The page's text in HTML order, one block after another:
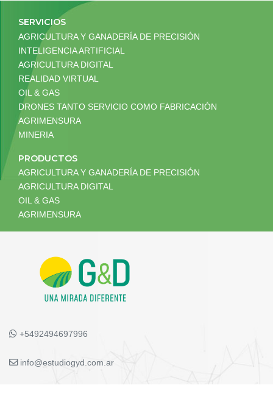
SERVICIOS
AGRICULTURA Y GANADERÍA DE PRECISIÓN
INTELIGENCIA ARTIFICIAL
AGRICULTURA DIGITAL
REALIDAD VIRTUAL
OIL & GAS
DRONES TANTO SERVICIO COMO FABRICACIÓN
AGRIMENSURA
MINERIA
PRODUCTOS
AGRICULTURA Y GANADERÍA DE PRECISIÓN
AGRICULTURA DIGITAL
OIL & GAS
AGRIMENSURA
+5492494697996
info@estudiogyd.com.ar